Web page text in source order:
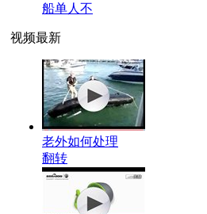
船单人不
视频最新
老外如何处理
翻转